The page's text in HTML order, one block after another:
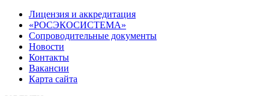
Лицензия и аккредитация
«РОСЭКОСИСТЕМА»
Сопроводительные документы
Новости
Контакты
Вакансии
Карта сайта